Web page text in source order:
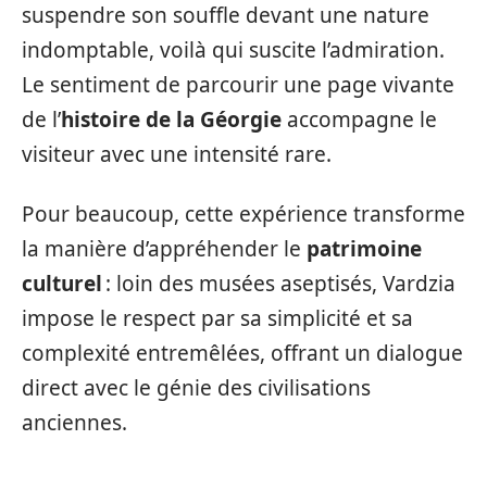
suspendre son souffle devant une nature
indomptable, voilà qui suscite l’admiration.
Le sentiment de parcourir une page vivante
de l’histoire de la Géorgie accompagne le
visiteur avec une intensité rare.
Pour beaucoup, cette expérience transforme
la manière d’appréhender le patrimoine
culturel: loin des musées aseptisés, Vardzia
impose le respect par sa simplicité et sa
complexité entremêlées, offrant un dialogue
direct avec le génie des civilisations
anciennes.